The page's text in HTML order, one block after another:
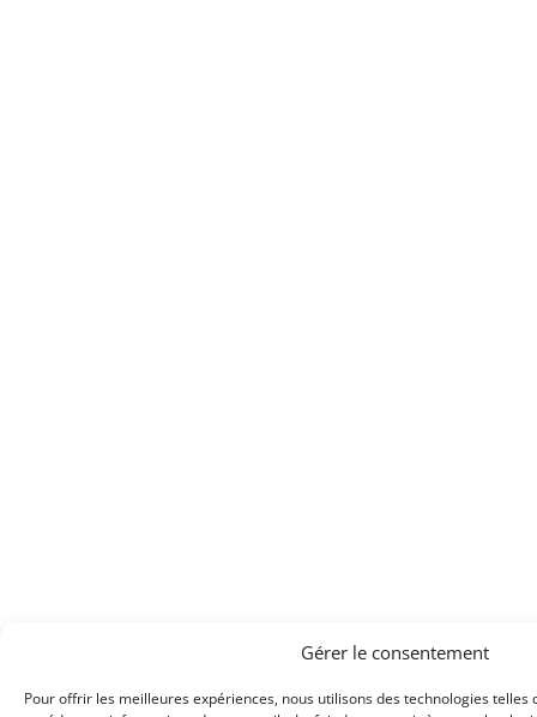
Gérer le consentement
Pour offrir les meilleures expériences, nous utilisons des technologies telles